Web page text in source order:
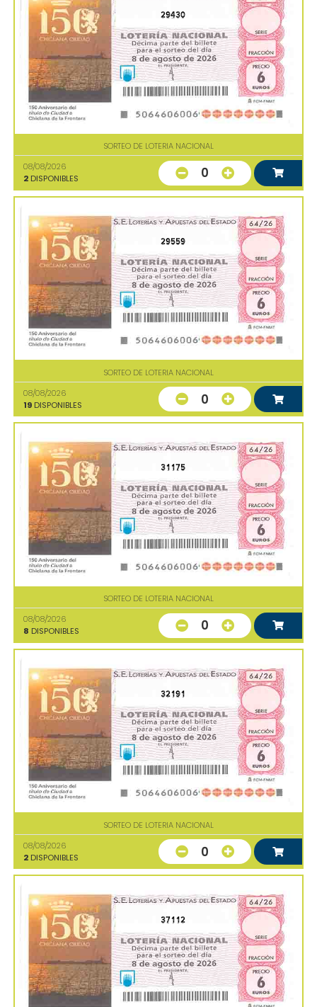
29430
SORTEO DE LOTERIA NACIONAL
08/08/2026
2 DISPONIBLES 0
29559
SORTEO DE LOTERIA NACIONAL
08/08/2026
19 DISPONIBLES 0
31175
SORTEO DE LOTERIA NACIONAL
08/08/2026
8 DISPONIBLES 0
32191
SORTEO DE LOTERIA NACIONAL
08/08/2026
2 DISPONIBLES 0
37112